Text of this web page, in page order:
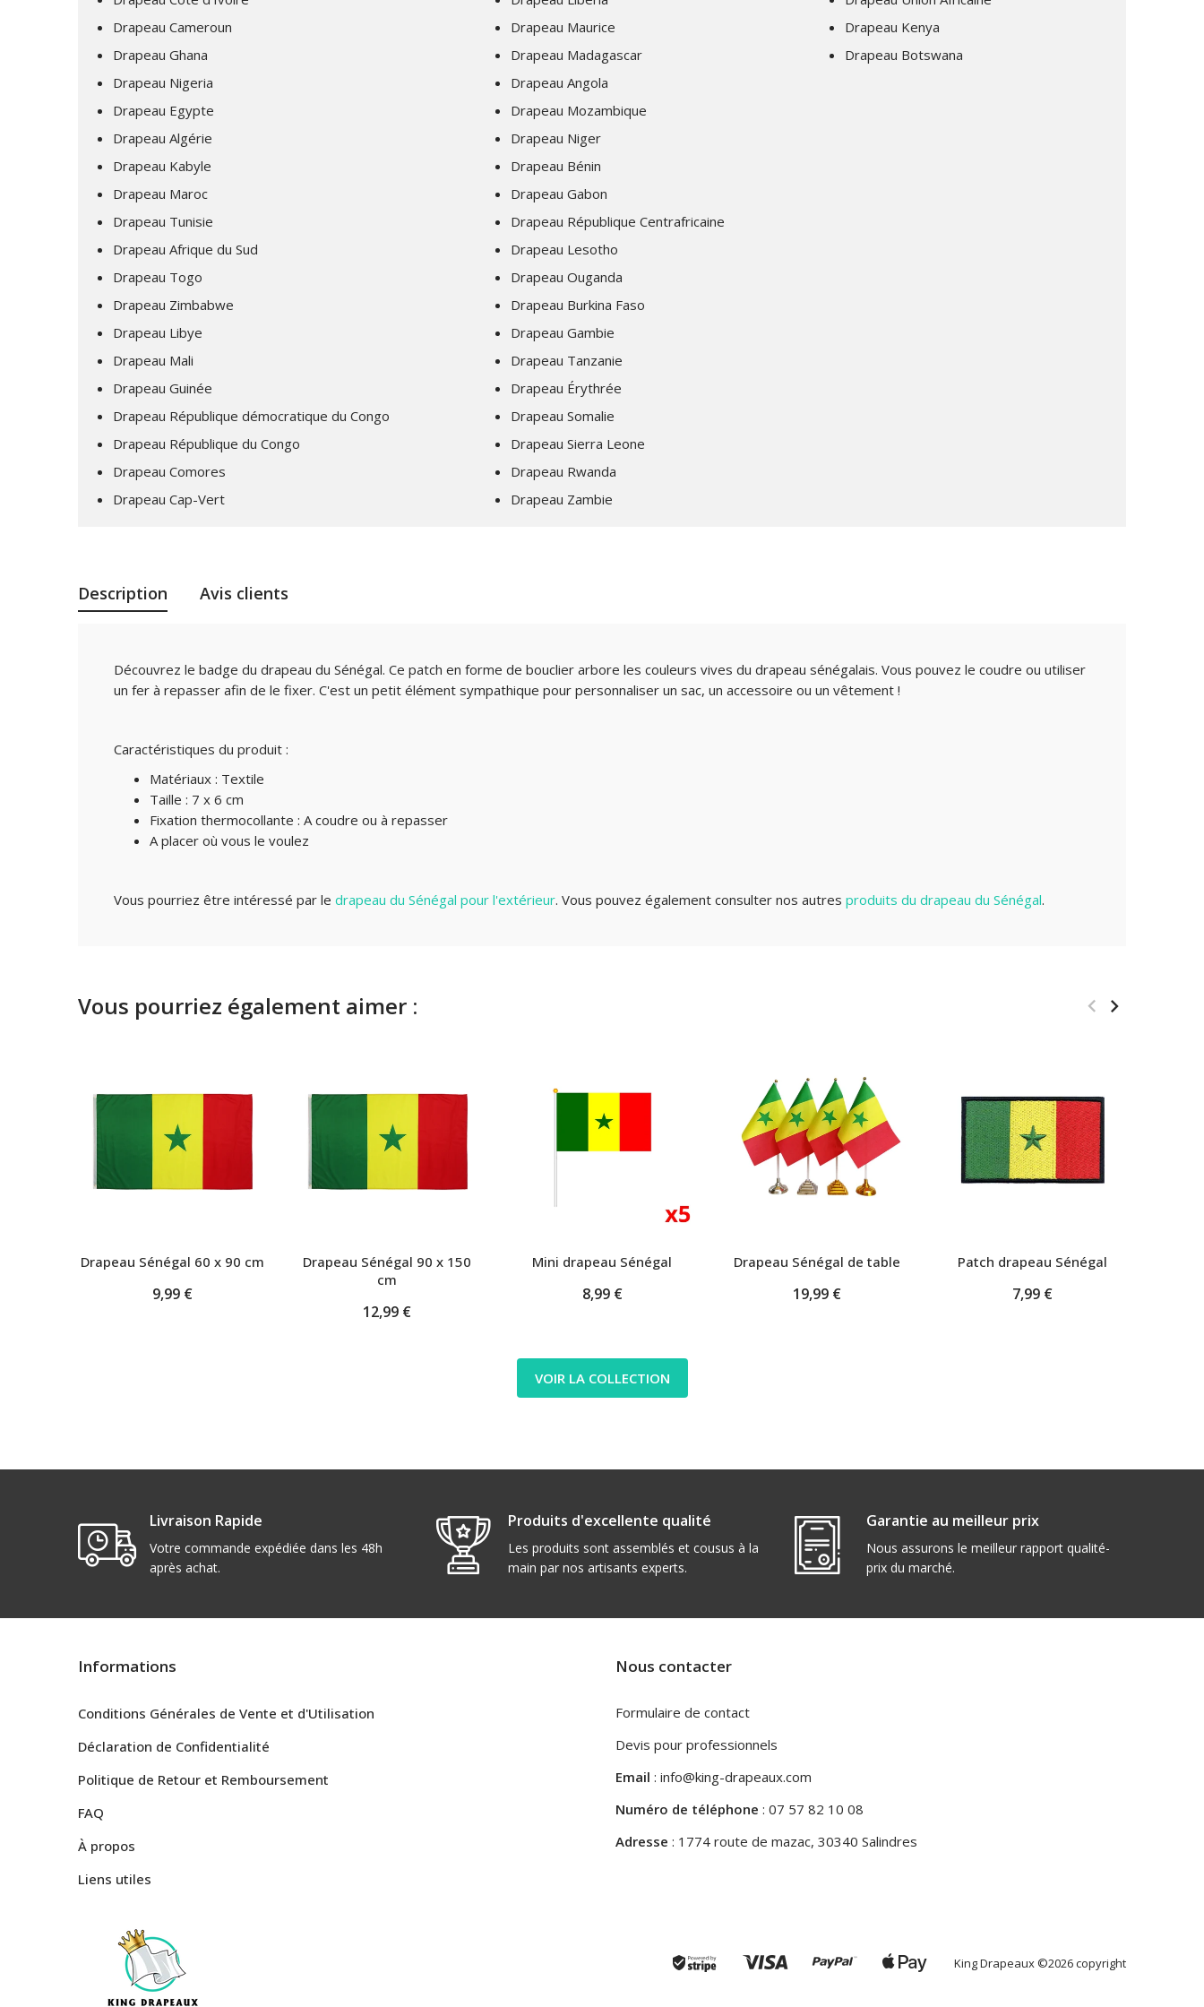
Drapeau Cameroun
Drapeau Ghana
Drapeau Nigeria
Drapeau Egypte
Drapeau Algérie
Drapeau Kabyle
Drapeau Maroc
Drapeau Tunisie
Drapeau Afrique du Sud
Drapeau Togo
Drapeau Zimbabwe
Drapeau Libye
Drapeau Mali
Drapeau Guinée
Drapeau République démocratique du Congo
Drapeau République du Congo
Drapeau Comores
Drapeau Cap-Vert
Drapeau Maurice
Drapeau Madagascar
Drapeau Angola
Drapeau Mozambique
Drapeau Niger
Drapeau Bénin
Drapeau Gabon
Drapeau République Centrafricaine
Drapeau Lesotho
Drapeau Ouganda
Drapeau Burkina Faso
Drapeau Gambie
Drapeau Tanzanie
Drapeau Érythrée
Drapeau Somalie
Drapeau Sierra Leone
Drapeau Rwanda
Drapeau Zambie
Drapeau Kenya
Drapeau Botswana
Description Avis clients
Découvrez le badge du drapeau du Sénégal. Ce patch en forme de bouclier arbore les couleurs vives du drapeau sénégalais. Vous pouvez le coudre ou utiliser
un fer à repasser afin de le fixer. C'est un petit élément sympathique pour personnaliser un sac, un accessoire ou un vêtement !
Caractéristiques du produit :
Matériaux : Textile
Taille : 7 x 6 cm
Fixation thermocollante : A coudre ou à repasser
A placer où vous le voulez
Vous pourriez être intéressé par le drapeau du Sénégal pour l'extérieur. Vous pouvez également consulter nos autres produits du drapeau du Sénégal.
Vous pourriez également aimer :
Drapeau Sénégal 60 x 90 cm
9,99 €
Drapeau Sénégal 90 x 150
cm
12,99 €
Mini drapeau Sénégal
8,99 €
Drapeau Sénégal de table
19,99 €
Patch drapeau Sénégal
7,99 €
VOIR LA COLLECTION
Livraison Rapide
Votre commande expédiée dans les 48h
après achat.
Produits d'excellente qualité
Les produits sont assemblés et cousus à la
main par nos artisants experts.
Garantie au meilleur prix
Nous assurons le meilleur rapport qualité-
prix du marché.
Informations
Conditions Générales de Vente et d'Utilisation
Déclaration de Confidentialité
Politique de Retour et Remboursement
FAQ
À propos
Liens utiles
Nous contacter
Formulaire de contact
Devis pour professionnels
Email : info@king-drapeaux.com
Numéro de téléphone : 07 57 82 10 08
Adresse : 1774 route de mazac, 30340 Salindres
King Drapeaux ©2026 copyright